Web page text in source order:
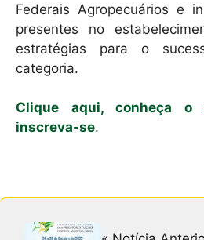
Federais Agropecuários e
presentes no
estratégias para o
categoria.
Clique aqui, conheça
inscreva-se.